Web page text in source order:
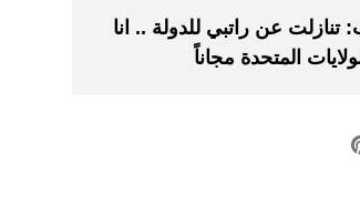
تنازلت عن راتبي للدولة .. انا
المتحدة مجاناً